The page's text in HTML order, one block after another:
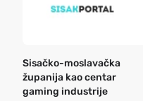
Sisačko-moslavačka
županija kao centar
gaming industrije